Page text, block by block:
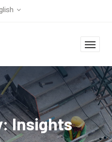
Insights